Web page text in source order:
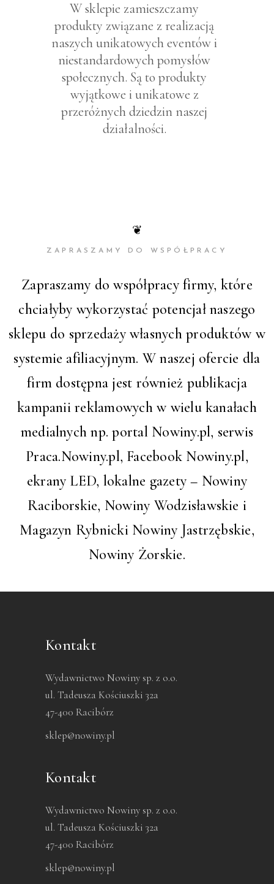
W sklepie zamieszczamy
produkty związane z realizacją
naszych unikatowych eventów i
niestandardowych pomysłów
społecznych. Są to produkty
wyjątkowe i unikatowe z
przeróżnych dziedzin naszej
działalności.
❦
ZAPRASZAMY DO WSPÓŁPRACY
Zapraszamy do współpracy firmy, które
chciałyby wykorzystać potencjał naszego
sklepu do sprzedaży własnych produktów w
systemie afiliacyjnym. W naszej ofercie dla
firm dostępna jest również publikacja
kampanii reklamowych w wielu kanałach
medialnych np. portal Nowiny.pl, serwis
Praca.Nowiny.pl, Facebook Nowiny.pl,
ekrany LED, lokalne gazety – Nowiny
Raciborskie, Nowiny Wodzisławskie i
Magazyn Rybnicki Nowiny Jastrzębskie,
Nowiny Żorskie.
Kontakt
Wydawnictwo Nowiny sp. z o.o.
ul. Tadeusza Kościuszki 32a
47-400 Racibórz
sklep@nowiny.pl
Kontakt
Wydawnictwo Nowiny sp. z o.o.
ul. Tadeusza Kościuszki 32a
47-400 Racibórz
sklep@nowiny.pl